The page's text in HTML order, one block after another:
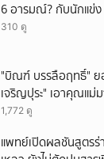
6 อารมณ์? กับนักแข่ง
310 ดู
"บิณฑ์ บรรลือฤทธิ์" ย
เจริญปุระ" เอาคุณแ
1,772 ดู
แพทย์เปิดผลชันสูตรร่